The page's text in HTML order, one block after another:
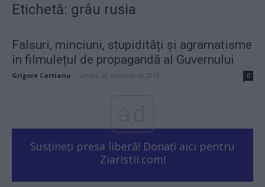
Etichetă: grâu rusia
Falsuri, minciuni, stupidități și agramatisme
în filmulețul de propagandă al Guvernului
Grigore Cartianu vineri, 30 noiembrie 2018 0
Susțineți presa liberă! Donați aici pentru
Ziaristii.com!